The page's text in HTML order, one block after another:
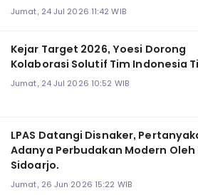
Jumat, 24 Jul 2026 11:42 WIB
Kejar Target 2026, Yoesi Dorong
Kolaborasi Solutif Tim Indonesia
Jumat, 24 Jul 2026 10:52 WIB
LPAS Datangi Disnaker,
Adanya Perbudakan Modern Oleh
Sidoarjo.
Jumat, 26 Jun 2026 15:22 WIB